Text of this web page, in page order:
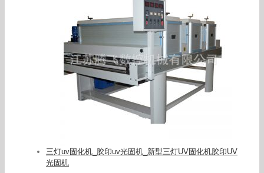
三灯uv固化机_胶印uv光固机_新型三灯UV固化机胶印UV
光固机